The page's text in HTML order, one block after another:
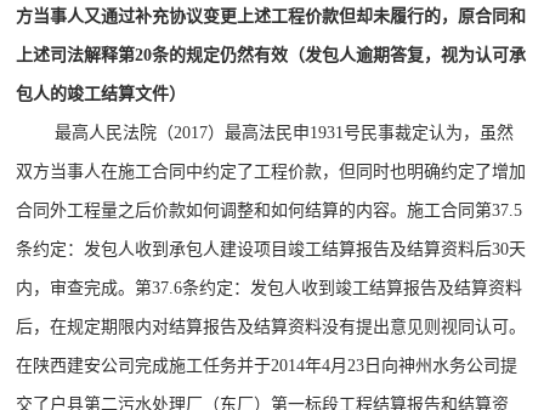
方当事人又通过补充协议变更上述工程价款但却未履行的，原合同和
上述司法解释第20条的规定仍然有效（发包人逾期答复，视为认可承
包人的竣工结算文件）
最高人民法院（2017）最高法民申1931号民事裁定认为，虽然
双方当事人在施工合同中约定了工程价款，但同时也明确约定了增加
合同外工程量之后价款如何调整和如何结算的内容。施工合同第37.5
条约定：发包人收到承包人建设项目竣工结算报告及结算资料后30天
内，审查完成。第37.6条约定：发包人收到竣工结算报告及结算资料
后，在规定期限内对结算报告及结算资料没有提出意见则视同认可。
在陕西建安公司完成施工任务并于2014年4月23日向神州水务公司提
交了户县第二污水处理厂（东厂）第一标段工程结算报告和结算资